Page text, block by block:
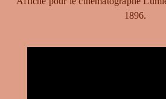
1896.